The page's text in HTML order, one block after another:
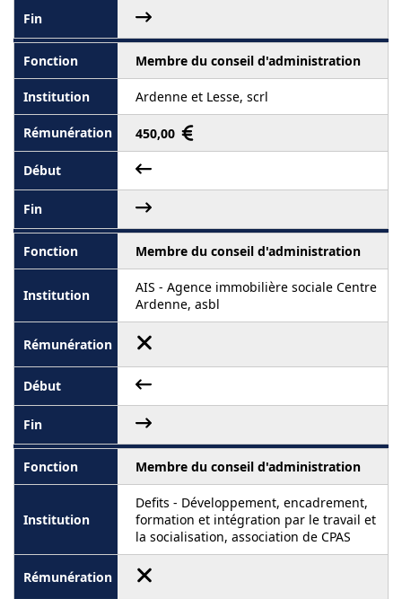
Membre du conseil d'administration
Ardenne et Lesse, scrl
450,00
Membre du conseil d'administration
AIS - Agence immobilière sociale Centre
Ardenne, asbl
Membre du conseil d'administration
Defits - Développement, encadrement,
formation et intégration par le travail et
la socialisation, association de CPAS